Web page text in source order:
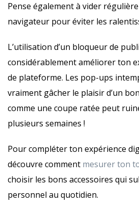
Pense également à vider
navigateur pour éviter les
L’utilisation d’un bloqueur de
considérablement améliorer ton
de plateforme. Les pop-ups
vraiment gâcher le plaisir d’un
comme une coupe ratée peut
plusieurs semaines !
Pour compléter ton expérience
découvre comment mesurer ton
choisir les bons accessoires qui
personnel au quotidien.